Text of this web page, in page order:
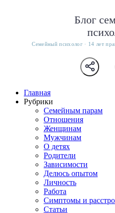
Блог
Семейный психолог · 14 лет
Главная
Рубрики
Семейным парам
Отношения
Женщинам
Мужчинам
О детях
Родители
Зависимости
Делюсь опытом
Личность
Работа
Симптомы и
Статьи